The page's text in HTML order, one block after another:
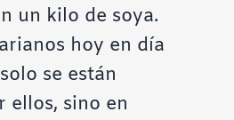
un kilo de soya.
hoy en día
se están
ellos, sino en